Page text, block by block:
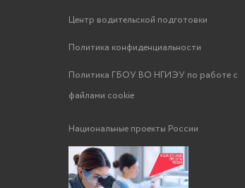
Центр водительской подготовки
Политика конфиденциальности
Политика ГБОУ ВО НГИЭУ по работе с
файлами cookie
Национальные проекты России